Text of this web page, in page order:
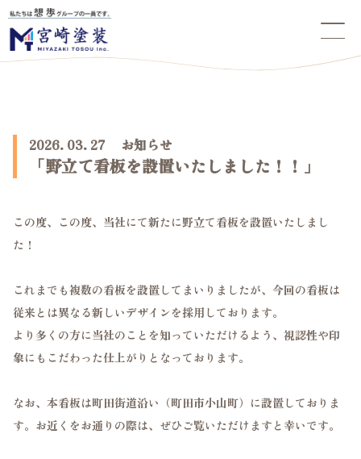
2026. 03. 27 お知らせ
「野立て看板を設置いたしました！！」
この度、この度、当社にて新たに野立て看板を設置いたしまし
た！
これまでも複数の看板を設置してまいりましたが、今回の看板は
従来とは異なる新しいデザインを採用しております。
より多くの方に当社のことを知っていただけるよう、視認性や印
象にもこだわった仕上がりとなっております。
なお、本看板は町田街道沿い（町田市小山町）に設置しておりま
す。お近くをお通りの際は、ぜひご覧いただけますと幸いです。